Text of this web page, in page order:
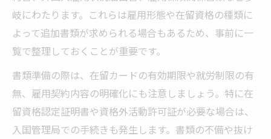
岐にわたります。これらは雇用形態や在留資格の種類に
よって追加書類が求められる場合もあるため、事前に一
覧で整理しておくことが重要です。
書類準備の際は、在留カードの有効期限や就労制限の有
無、雇用契約内容の明確化にも注意しましょう。特に在
留資格認定証明書や資格外活動許可証が必要な場合は、
入国管理局での手続きも発生します。書類の不備や抜け